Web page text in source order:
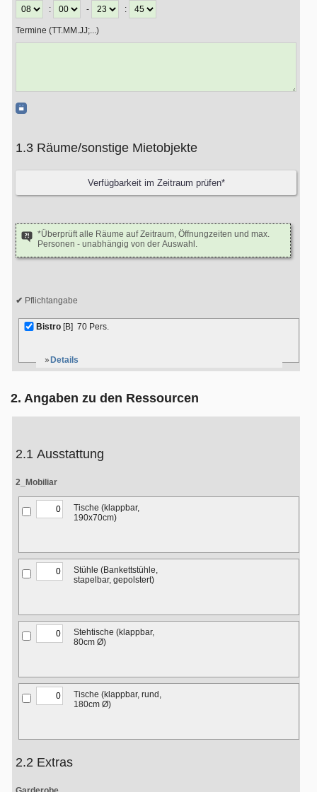
:
- :
Termine (TT.MM.JJ;...)
1.3 Räume/sonstige Mietobjekte
*Überprüft alle Räume auf Zeitraum, Öffnungzeiten und max.
Personen - unabhängig von der Auswahl.
Pflichtangabe
Bistro [B] 70 Pers.
Details
2. Angaben zu den Ressourcen
2.1 Ausstattung
2_Mobiliar
Tische (klappbar,
190x70cm)
Stühle (Bankettstühle,
stapelbar, gepolstert)
Stehtische (klappbar,
80cm Ø)
Tische (klappbar, rund,
180cm Ø)
2.2 Extras